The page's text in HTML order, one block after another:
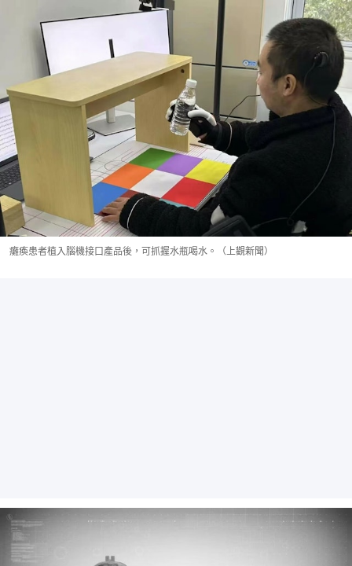
癱瘓患者植入腦機接口產品後，可抓握水瓶喝水。（上觀新聞）